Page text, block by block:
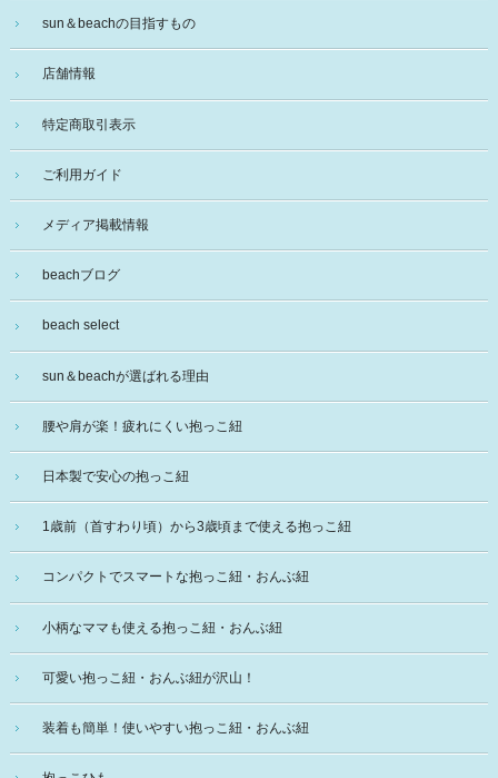
sun＆beachの目指すもの
店舗情報
特定商取引表示
ご利用ガイド
メディア掲載情報
beachブログ
beach select
sun＆beachが選ばれる理由
腰や肩が楽！疲れにくい抱っこ紐
日本製で安心の抱っこ紐
1歳前（首すわり頃）から3歳頃まで使える抱っこ紐
コンパクトでスマートな抱っこ紐・おんぶ紐
小柄なママも使える抱っこ紐・おんぶ紐
可愛い抱っこ紐・おんぶ紐が沢山！
装着も簡単！使いやすい抱っこ紐・おんぶ紐